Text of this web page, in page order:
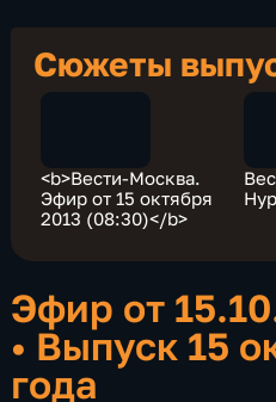
Сюжеты
<b>Вести-Москва.
Эфир от 15 октября
2013 (08:30)</b>
Эфир от
• Выпуск 15
года